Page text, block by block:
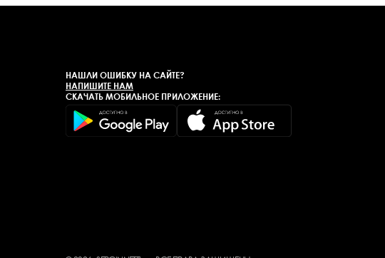
НАШЛИ ОШИБКУ НА САЙТЕ?
НАПИШИТЕ НАМ
СКАЧАТЬ МОБИЛЬНОЕ ПРИЛОЖЕНИЕ: